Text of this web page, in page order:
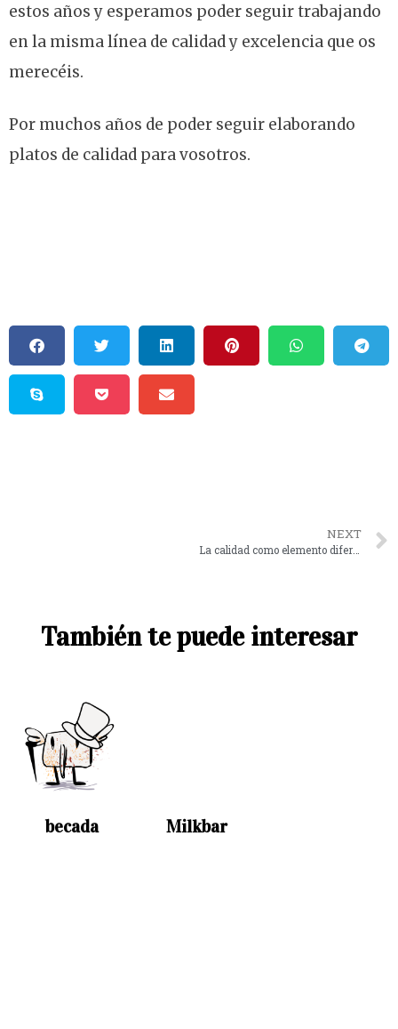
estos años y esperamos poder seguir trabajando
en la misma línea de calidad y excelencia que os
merecéis.
Por muchos años de poder seguir elaborando
platos de calidad para vosotros.
NEXT
La calidad como elemento diferenciador
También te puede interesar
becada Milkbar